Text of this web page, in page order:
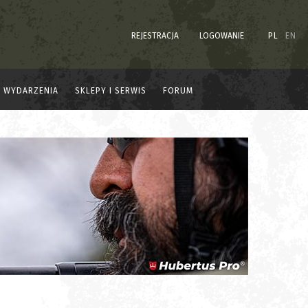
REJESTRACJA LOGOWANIE PL EN
WYDARZENIA SKLEPY I SERWIS FORUM